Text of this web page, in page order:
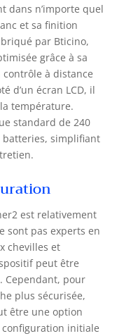
dans n’importe quel
et sa finition
par Bticino,
grâce à sa
à distance
d’un écran LCD, il
température.
standard de 240
batteries, simplifiant
est relativement
sont pas experts en
chevilles et
peut être
Cependant, pour
plus sécurisée,
être une option
initiale